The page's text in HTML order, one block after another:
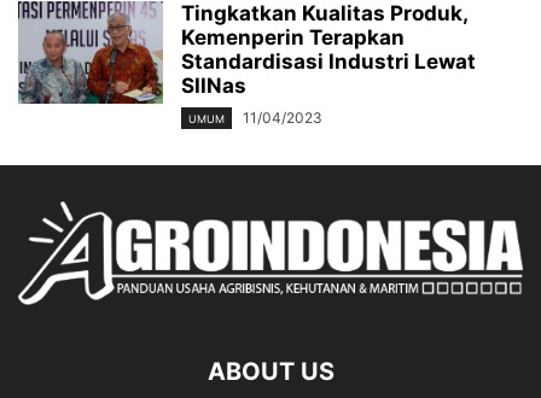
Tingkatkan Kualitas Produk,
Kemenperin Terapkan
Standardisasi Industri Lewat
SIINas
UMUM 11/04/2023
ABOUT US